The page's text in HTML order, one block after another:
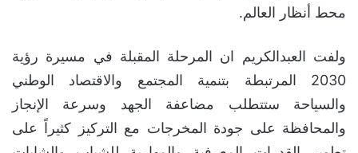
محط أنظار العالم.
ولفت العبدالكريم ان المرحلة المقبلة في مسيرة رؤية
2030 المرتبطة بتنمية المجتمع والاقتصاد الوطني
والسياحة ستتطلب مضاعفة الجهد وسرعة الإنجاز
والمحافظة على جودة المخرجات مع التركيز كثيراً على